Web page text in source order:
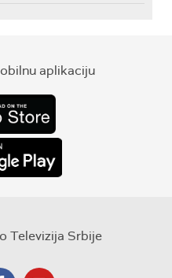
aplikaciju
Televizija Srbije